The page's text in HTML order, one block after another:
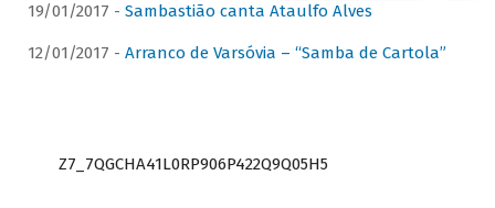
19/01/2017 - Sambastião canta Ataulfo Alves
12/01/2017 - Arranco de Varsóvia – “Samba de Cartola”
Z7_7QGCHA41L0RP906P422Q9Q05H5